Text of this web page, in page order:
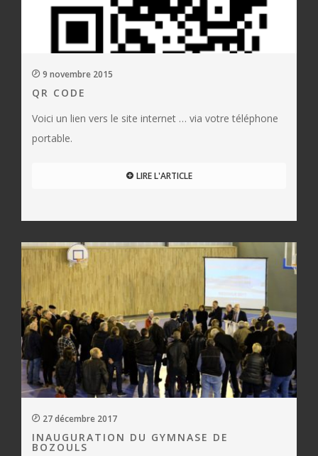
9 novembre 2015
QR CODE
Voici un lien vers le site internet … via votre téléphone
portable.
LIRE L'ARTICLE
27 décembre 2017
INAUGURATION DU GYMNASE DE
BOZOULS